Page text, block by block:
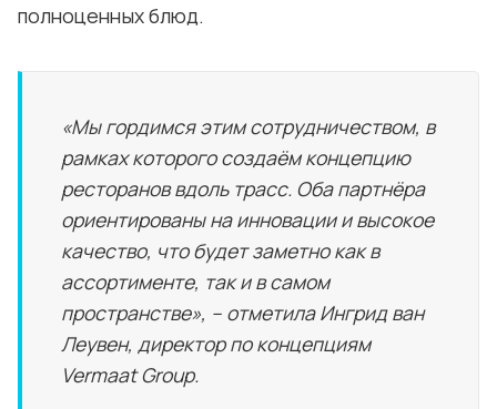
полноценных блюд.
«Мы гордимся этим сотрудничеством, в
рамках которого создаём концепцию
ресторанов вдоль трасс. Оба партнёра
ориентированы на инновации и высокое
качество, что будет заметно как в
ассортименте, так и в самом
пространстве», – отметила Ингрид ван
Леувен, директор по концепциям
Vermaat Group.